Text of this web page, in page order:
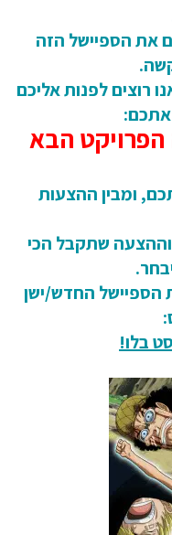
את הספיישל הזה
רוצים לפנות אליכם
אתכם:
הבא
ומבין ההצעות
שתקבל הכי
הספיישל החדש/ישן
בלו!